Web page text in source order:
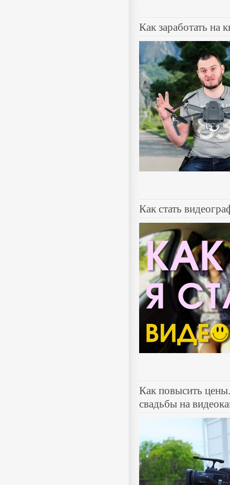
Как заработать на
Как стать
Как повысить
свадьбы на